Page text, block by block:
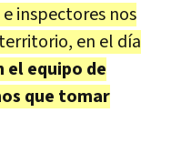
inspectores nos
en el día
el equipo de
que tomar